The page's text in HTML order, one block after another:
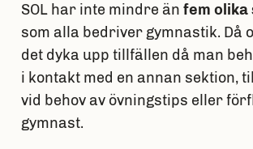
SOL har inte mindre än fem
som alla bedriver gymnastik. Då
det dyka upp tillfällen då man
i kontakt med en annan sektion,
vid behov av övningstips eller
gymnast.